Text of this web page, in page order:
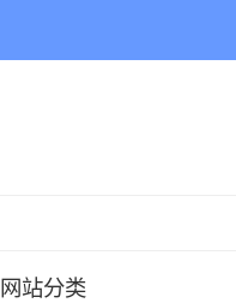
网站分类